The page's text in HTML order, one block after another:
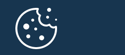
මුල් පිටුව